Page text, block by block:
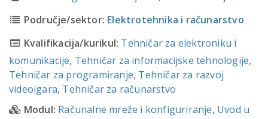
Područje/sektor: Elektrotehnika i računarstvo
Kvalifikacija/kurikul: Tehničar za elektroniku i
komunikacije, Tehničar za informacijske tehnologije,
Tehničar za programiranje, Tehničar za razvoj
videoigara, Tehničar za računarstvo
Modul: Računalne mreže i konfiguriranje, Uvod u